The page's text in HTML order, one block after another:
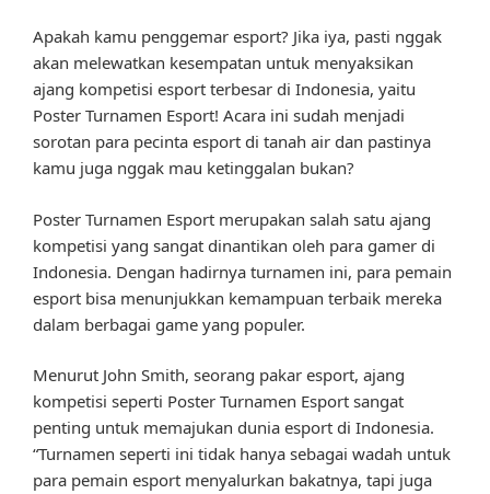
Apakah kamu penggemar esport? Jika iya, pasti nggak
akan melewatkan kesempatan untuk menyaksikan
ajang kompetisi esport terbesar di Indonesia, yaitu
Poster Turnamen Esport! Acara ini sudah menjadi
sorotan para pecinta esport di tanah air dan pastinya
kamu juga nggak mau ketinggalan bukan?
Poster Turnamen Esport merupakan salah satu ajang
kompetisi yang sangat dinantikan oleh para gamer di
Indonesia. Dengan hadirnya turnamen ini, para pemain
esport bisa menunjukkan kemampuan terbaik mereka
dalam berbagai game yang populer.
Menurut John Smith, seorang pakar esport, ajang
kompetisi seperti Poster Turnamen Esport sangat
penting untuk memajukan dunia esport di Indonesia.
“Turnamen seperti ini tidak hanya sebagai wadah untuk
para pemain esport menyalurkan bakatnya, tapi juga